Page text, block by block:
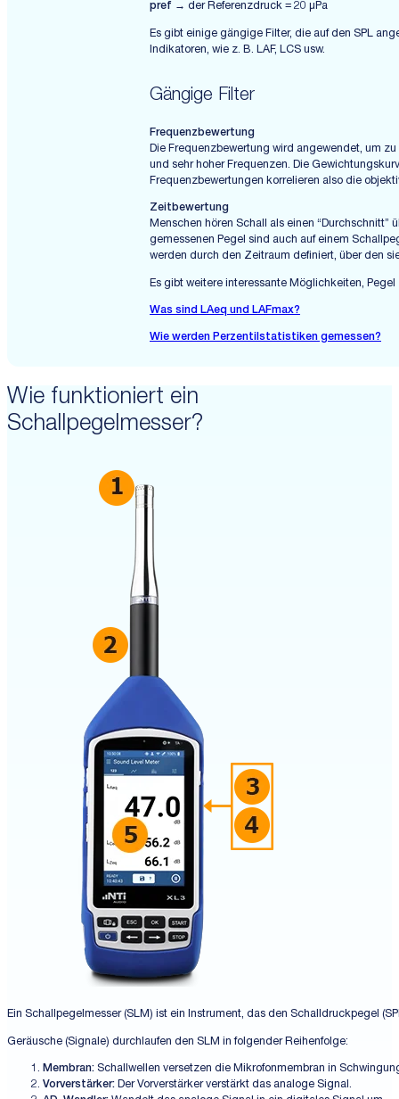
pref → der Referenzdruck = 20 µPa
Es gibt einige gängige Filter, die auf den SPL
Indikatoren, wie z. B. LAF, LCS usw.
Gängige Filter
Frequenzbewertung
Die Frequenzbewertung wird angewendet, um
und sehr hoher Frequenzen. Die
Frequenzbewertungen korrelieren also die
Zeitbewertung
Menschen hören Schall als einen
gemessenen Pegel sind auch auf einem
werden durch den Zeitraum definiert, über den
Es gibt weitere interessante Möglichkeiten,
Was sind LAeq und LAFmax?
Wie werden Perzentilstatistiken gemessen?
Wie funktioniert ein
Schallpegelmesser?
Ein Schallpegelmesser (SLM) ist ein Instrument, das den Schalldruckpegel
Geräusche (Signale) durchlaufen den SLM in folgender Reihenfolge:
Membran: Schallwellen versetzen die Mikrofonmembran in
Vorverstärker: Der Vorverstärker verstärkt das analoge Signal.